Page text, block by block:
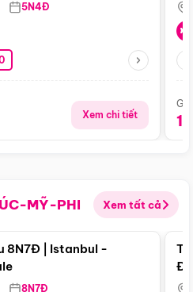
5N4Đ
Xem chi tiết
MỸ-PHI Xem tất cả
Điểm nổi bật
8N7Đ | Istanbul -
8N7Đ